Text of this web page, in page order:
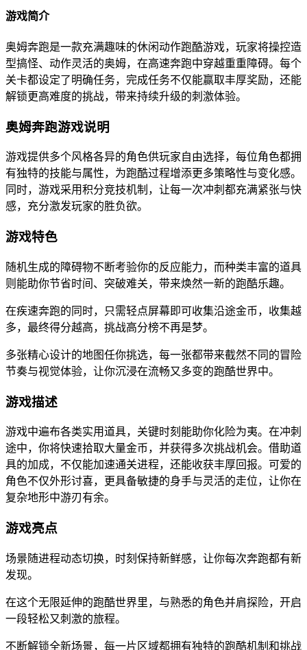
游戏简介
奥姆奔跑是一款充满趣味的休闲动作跑酷游戏，玩家将操控造
型搞怪、动作灵活的奥姆，在高速奔跑中穿越重重障碍。每个
关卡都设定了明确任务，完成任务不仅能赢取丰厚奖励，还能
解锁更高难度的挑战，带来持续升级的刺激体验。
奥姆奔跑游戏说明
游戏提供多个风格各异的角色供玩家自由选择，每位角色都拥
有独特的技能与属性，为跑酷过程增添更多策略性与变化感。
同时，游戏采用积分竞技机制，让每一次冲刺都充满紧张与快
感，充分激发玩家的胜负欲。
游戏特色
随机生成的障碍物不断考验你的反应能力，而种类丰富的道具
则能助你节省时间、突破难关，带来焕然一新的跑酷乐趣。
在疾速奔跑的同时，只需轻点屏幕即可收集沿途金币，收集越
多，最终得分越高，挑战高分榜不再是梦。
多张精心设计的地图任你挑选，每一张都带来截然不同的冒险
节奏与视觉体验，让你沉浸在流畅又多变的跑酷世界中。
游戏描述
游戏中遍布各类实用道具，关键时刻能助你化险为夷。在冲刺
途中，你将快速拾取大量金币，并获得多次挑战机会。借助道
具的加成，不仅能加速通关进程，还能收获丰厚回报。可爱的
角色不仅外形讨喜，更具备敏捷的身手与灵活的走位，让你在
复杂地形中游刃有余。
游戏亮点
场景随进程动态切换，时刻保持新鲜感，让你每次奔跑都有新
发现。
在这个无限延伸的跑酷世界里，与熟悉的角色并肩探险，开启
一段轻松又刺激的旅程。
不断解锁全新场景，每一片区域都拥有独特的跑酷机制和挑战